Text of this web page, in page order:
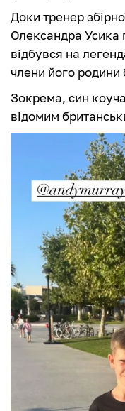
Доки тренер
Олександра Усика
відбувся на
члени його родини
Зокрема, син
відомим